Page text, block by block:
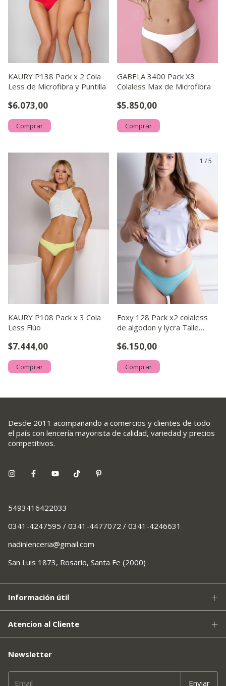
KAURY P138 Pack x 2 Cola
Less de Microfibra y Puntilla
$6.073,00
Comprar
GABELA 3400 Pack X3
Colaless Max de Microfibra
$5.850,00
Comprar
KAURY P108 Pack x 3 Cola
Less Flúo
$7.444,00
Comprar
1 /5
Foxy 128 Pack x2 colaless
de algodon y lycra Talle
$6.150,00
Comprar
Desde 2011 acompañando a comercios y clientes de todo
el país con lencería mayorista de calidad, variedad y precios
competitivos.
5493416422033
0341-4247595 / 0341-4477072 / 0341-4246631
nadinlenceria@gmail.com
San Luis 1873, Rosario, Santa Fe (2000)
Información útil
Atencion al Cliente
Newsletter